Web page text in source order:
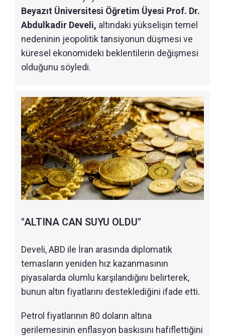
Beyazıt Üniversitesi Öğretim Üyesi Prof. Dr.
Abdulkadir Develi, altındaki yükselişin temel
nedeninin jeopolitik tansiyonun düşmesi ve
küresel ekonomideki beklentilerin değişmesi
olduğunu söyledi.
"ALTINA CAN SUYU OLDU"
Develi, ABD ile İran arasında diplomatik
temasların yeniden hız kazanmasının
piyasalarda olumlu karşılandığını belirterek,
bunun altın fiyatlarını desteklediğini ifade etti.
Petrol fiyatlarının 80 doların altına
gerilemesinin enflasyon baskısını hafiflettiğini